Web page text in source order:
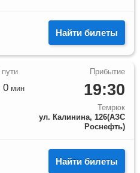
Найти билеты
19:30
Темрюк
ул. Калинина, 126(АЗС
Роснефть)
0мин
Найти билеты